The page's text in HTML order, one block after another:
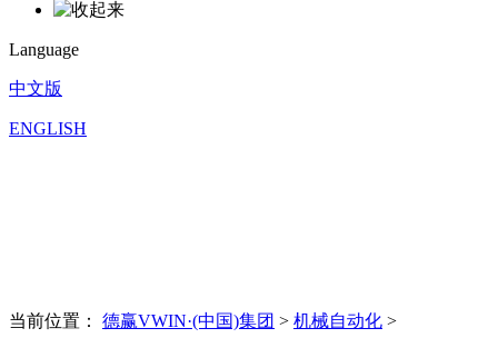
Language
中文版
ENGLISH
当前位置： 德赢VWIN·(中国)集团 > 机械自动化 >